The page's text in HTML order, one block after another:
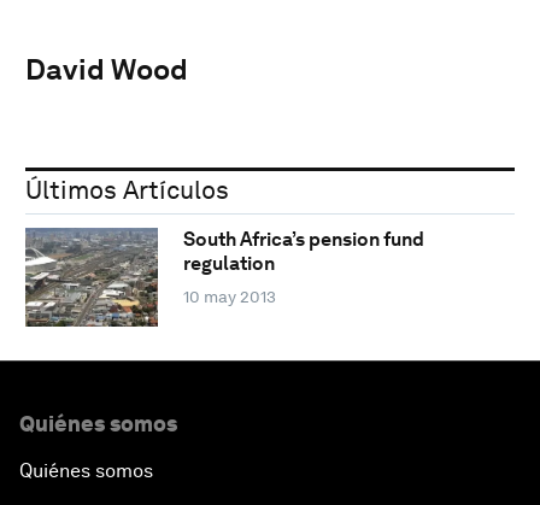
David Wood
Últimos Artículos
South Africa’s pension fund
regulation
10 may 2013
Quiénes somos
Quiénes somos